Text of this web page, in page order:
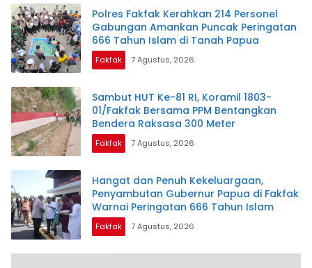
Polres Fakfak Kerahkan 214 Personel
Gabungan Amankan Puncak Peringatan
666 Tahun Islam di Tanah Papua
Fakfak 7 Agustus, 2026
Sambut HUT Ke-81 RI, Koramil 1803-
01/Fakfak Bersama PPM Bentangkan
Bendera Raksasa 300 Meter
Fakfak 7 Agustus, 2026
Hangat dan Penuh Kekeluargaan,
Penyambutan Gubernur Papua di Fakfak
Warnai Peringatan 666 Tahun Islam
Fakfak 7 Agustus, 2026